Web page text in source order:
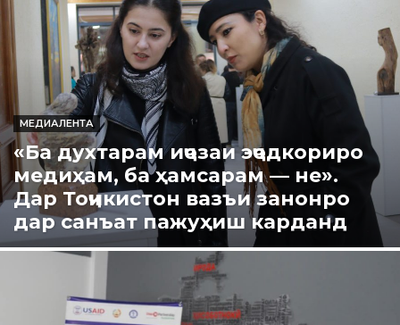
МЕДИАЛЕНТА
«Ба духтарам иҷозаи эҷодкориро
медиҳам, ба ҳамсарам — не».
Дар Тоҷикистон вазъи занонро
дар санъат пажуҳиш карданд